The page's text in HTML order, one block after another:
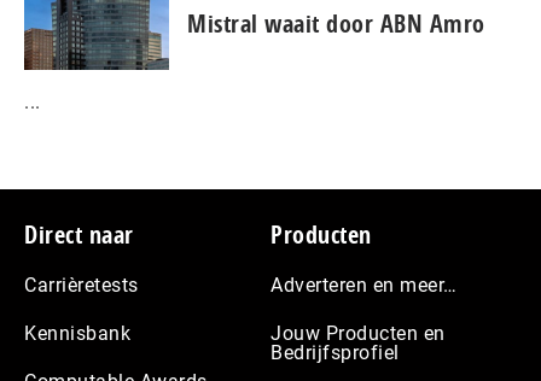
Mistral waait door ABN Amro
...
Footer
Direct naar
Carrièretests
Kennisbank
Producten
Adverteren en meer…
Jouw Producten en
Bedrijfsprofiel